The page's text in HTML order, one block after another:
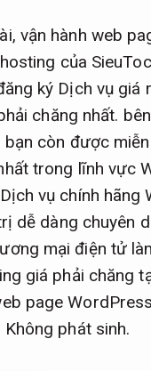
vận hành web
của
ký Dịch vụ giá
chăng nhất.
còn được
trong lĩnh vực
vụ chính hãng
dễ dàng chuyên
mại điện tử
giá phải chăng
page
Không phát sinh.